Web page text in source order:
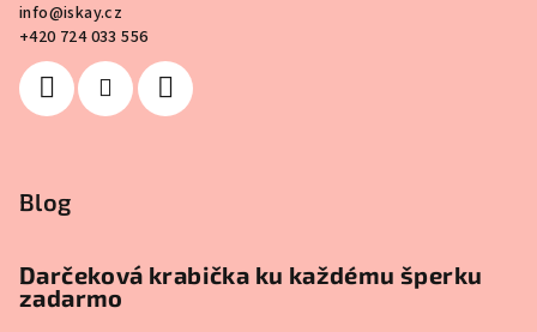
info@iskay.cz
+420 724 033 556
Blog
Darčeková krabička ku každému šperku
zadarmo